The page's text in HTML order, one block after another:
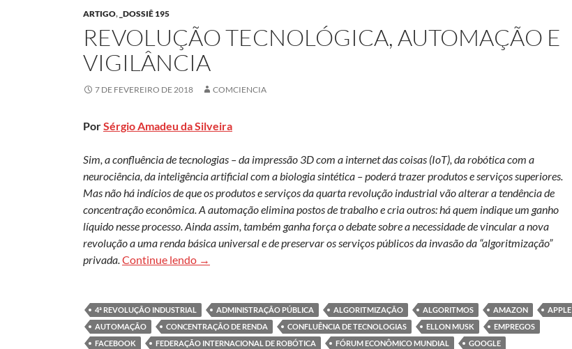
ARTIGO, _DOSSIÊ 195
REVOLUÇÃO TECNOLÓGICA, AUTOMAÇÃO E
VIGILÂNCIA
7 DE FEVEREIRO DE 2018 COMCIENCIA
PorSérgio Amadeu da Silveira
Sim, a confluência de tecnologias – da impressão 3D com a internet das coisas (IoT), da robótica com a
neurociência, da inteligência artificial com a biologia sintética – poderá trazer produtos e serviços superiores.
Mas não há indícios de que os produtos e serviços da quarta revolução industrial vão alterar a tendência de
concentração econômica. A automação elimina postos de trabalho e cria outros: há quem indique um ganho
líquido nesse processo. Ainda assim, também ganha força o debate sobre a necessidade de vincular a nova
revolução a uma renda básica universal e de preservar os serviços públicos da invasão da “algoritmização”
privada. Continue lendo Revolução tecnológica, automação e vigilância
→
4ª REVOLUÇÃO INDUSTRIAL ADMINISTRAÇÃO PÚBLICA ALGORITMIZAÇÃO ALGORITMOS AMAZON
APPLE
AUTOMAÇÃO
CONCENTRAÇÃO DE RENDA CONFLUÊNCIA DE TECNOLOGIAS ELLON MUSK
EMPREGOS
FACEBOOK
FEDERAÇÃO INTERNACIONAL DE ROBÓTICA FÓRUM ECONÔMICO MUNDIAL
GOOGLE